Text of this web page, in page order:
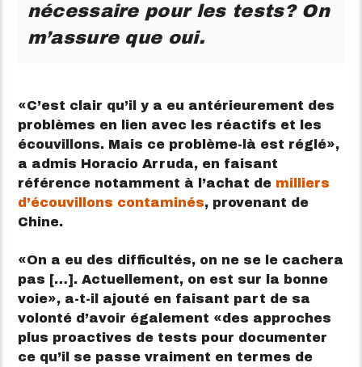
nécessaire pour les tests? On
m’assure que oui.
C’est clair qu’il y a eu antérieurement des
problèmes en lien avec les réactifs et les
écouvillons. Mais ce problème-là est réglé
,
a admis Horacio Arruda, en faisant
référence notamment à l’achat de milliers
d’écouvillons contaminés, provenant de
Chine.
On a eu des difficultés, on ne se le cachera
pas […]. Actuellement, on est sur la bonne
voie
, a-t-il ajouté en faisant part de sa
volonté d’avoir également
des approches
plus proactives de tests pour documenter
ce qu’il se passe vraiment en termes de